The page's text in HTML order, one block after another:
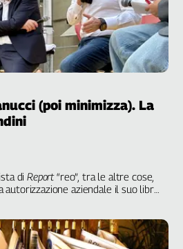
(poi minimizza). La
diReport“reo”, tra le altre cose,
aziendale il suo libro